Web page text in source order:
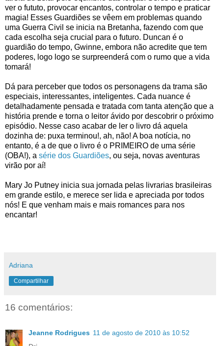
ver o fututo, provocar encantos, controlar o tempo e praticar
magia! Esses Guardiões se vêem em problemas quando
uma Guerra Civil se inicia na Bretanha, fazendo com que
cada escolha seja crucial para o futuro. Duncan é o
guardião do tempo, Gwinne, embora não acredite que tem
poderes, logo logo se surpreenderá com o rumo que a vida
tomará!
Dá para perceber que todos os personagens da trama são
especiais, interessantes, inteligentes. Cada nuance é
detalhadamente pensada e tratada com tanta atenção que a
história prende e torna o leitor ávido por descobrir o próximo
episódio. Nesse caso acabar de ler o livro dá aquela
dozinha de: puxa terminou!, ah, não! A boa notícia, no
entanto, é a de que o livro é o PRIMEIRO de uma série
(OBA!), a série dos Guardiões, ou seja, novas aventuras
virão por aí!
Mary Jo Putney inicia sua jornada pelas livrarias brasileiras
em grande estilo, e merece ser lida e apreciada por todos
nós! E que venham mais e mais romances para nos
encantar!
Adriana
Compartilhar
16 comentários:
Jeanne Rodrigues 11 de agosto de 2010 às 10:52